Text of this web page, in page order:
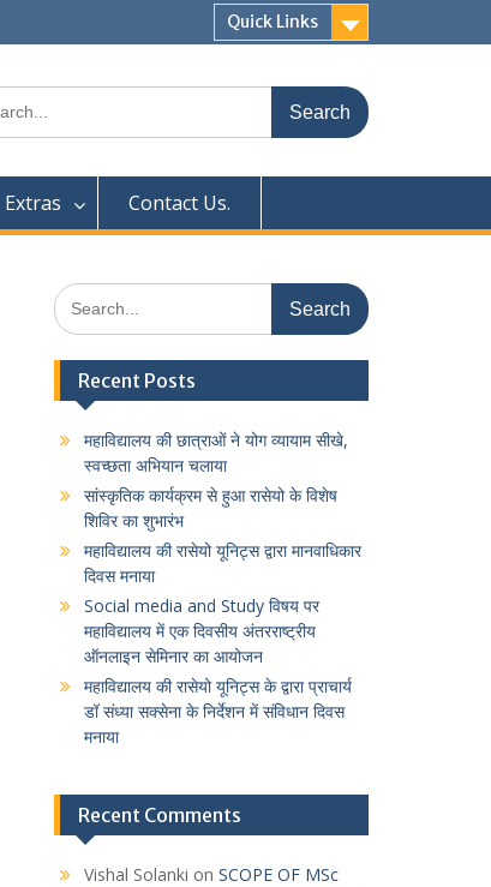
Quick Links
Extras Contact Us.
Search
for:
Recent Posts
महाविद्यालय की छात्राओं ने योग व्यायाम सीखे,
स्वच्छता अभियान चलाया
सांस्कृतिक कार्यक्रम से हुआ रासेयो के विशेष
शिविर का शुभारंभ
महाविद्यालय की रासेयो यूनिट्स द्वारा मानवाधिकार
दिवस मनाया
Social media and Study विषय पर
महाविद्यालय में एक दिवसीय अंतरराष्ट्रीय
ऑनलाइन सेमिनार का आयोजन
महाविद्यालय की रासेयो यूनिट्स के द्वारा प्राचार्य
डॉ संध्या सक्सेना के निर्देशन में संविधान दिवस
मनाया
Recent Comments
Vishal Solanki on SCOPE OF MSc